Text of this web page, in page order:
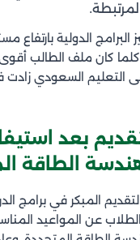
البرامج الدولية بارتفاع
كلما كان ملف الطالب
التعليم السعودي زادت
بعد
الطاقة
المبكر في برامج
عن المواعيد